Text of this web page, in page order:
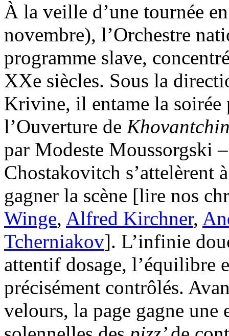
À la veille d’une tournée
novembre), l’Orchestre
programme slave,
XXe siècles. Sous la
Krivine, il entame la soirée
l’Ouverture de
par Modeste Moussorgski
Chostakovitch s’attelèrent
gagner la scène [lire nos
Winge, Alfred Kirchner,
Tcherniakov]. L’infinie
attentif dosage, l’équilibre
précisément contrôlés.
velours, la page gagne une